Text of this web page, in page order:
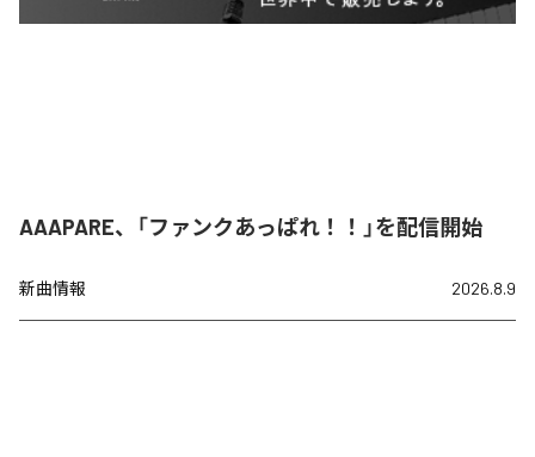
AAAPARE、「ファンクあっぱれ！！」を配信開始
新曲情報 2026.8.9